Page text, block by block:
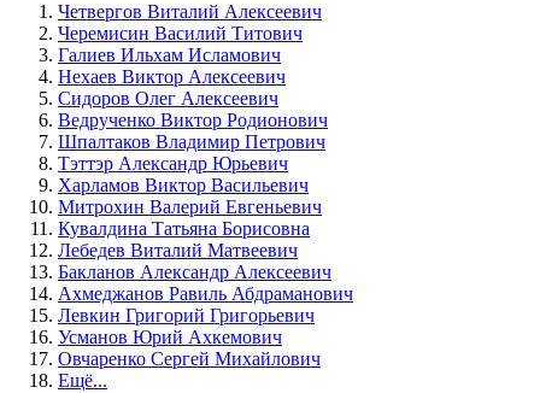
Четвергов Виталий Алексеевич
Черемисин Василий Титович
Галиев Ильхам Исламович
Нехаев Виктор Алексеевич
Сидоров Олег Алексеевич
Ведрученко Виктор Родионович
Шпалтаков Владимир Петрович
Тэттэр Александр Юрьевич
Харламов Виктор Васильевич
Митрохин Валерий Евгеньевич
Кувалдина Татьяна Борисовна
Лебедев Виталий Матвеевич
Бакланов Александр Алексеевич
Ахмеджанов Равиль Абдраманович
Левкин Григорий Григорьевич
Усманов Юрий Ахкемович
Овчаренко Сергей Михайлович
Ещё...